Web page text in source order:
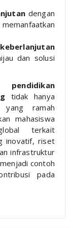
dengan
dan solusi
pendidikan
tidak hanya
yang ramah
mahasiswa
terkait
inovatif, riset
infrastruktur
contoh
pada